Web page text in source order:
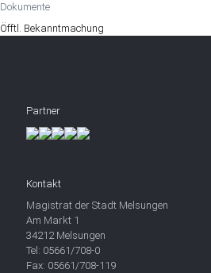
Dokumente
Öfftl. Bekanntmachung
Partner
Kontakt
Magistrat der Stadt Melsungen
Am Markt 1
34212 Melsungen
Tel: 05661/708-0
Fax: 05661/708-119